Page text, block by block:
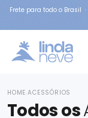
Frete para todo o Brasil
HOME ›ACESSÓRIOS
Todos os